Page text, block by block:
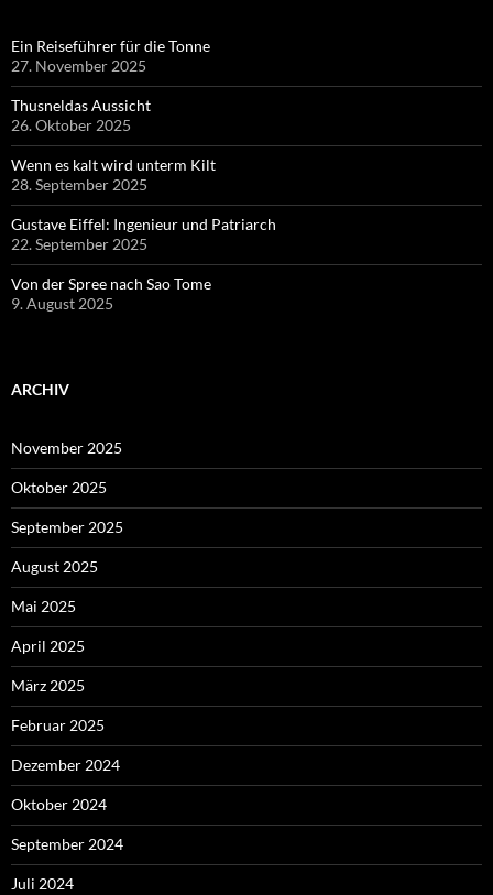
Ein Reiseführer für die Tonne
27. November 2025
Thusneldas Aussicht
26. Oktober 2025
Wenn es kalt wird unterm Kilt
28. September 2025
Gustave Eiffel: Ingenieur und Patriarch
22. September 2025
Von der Spree nach Sao Tome
9. August 2025
ARCHIV
November 2025
Oktober 2025
September 2025
August 2025
Mai 2025
April 2025
März 2025
Februar 2025
Dezember 2024
Oktober 2024
September 2024
Juli 2024